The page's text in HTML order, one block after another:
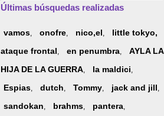
Últimas búsquedas realizadas
vamos, onofre, nico,el,
little tokyo,
ataque frontal, en penumbra,
AYLA LA
HIJA DE LA GUERRA, la maldici,
Espias, dutch, Tommy, jack and jill,
sandokan, brahms, pantera,